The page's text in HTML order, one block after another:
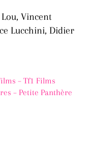
Vincent
Lucchini, Didier
– Tf1 Films
– Petite Panthère